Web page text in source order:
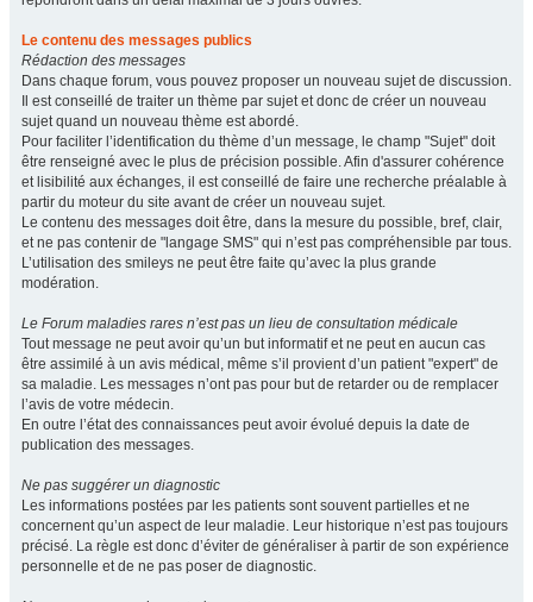
Le contenu des messages publics
Rédaction des messages
Dans chaque forum, vous pouvez proposer un nouveau sujet de discussion.
Il est conseillé de traiter un thème par sujet et donc de créer un nouveau
sujet quand un nouveau thème est abordé.
Pour faciliter l’identification du thème d’un message, le champ "Sujet" doit
être renseigné avec le plus de précision possible. Afin d'assurer cohérence
et lisibilité aux échanges, il est conseillé de faire une recherche préalable à
partir du moteur du site avant de créer un nouveau sujet.
Le contenu des messages doit être, dans la mesure du possible, bref, clair,
et ne pas contenir de "langage SMS" qui n’est pas compréhensible par tous.
L’utilisation des smileys ne peut être faite qu’avec la plus grande
modération.
Le Forum maladies rares n’est pas un lieu de consultation médicale
Tout message ne peut avoir qu’un but informatif et ne peut en aucun cas
être assimilé à un avis médical, même s’il provient d’un patient "expert" de
sa maladie. Les messages n’ont pas pour but de retarder ou de remplacer
l’avis de votre médecin.
En outre l’état des connaissances peut avoir évolué depuis la date de
publication des messages.
Ne pas suggérer un diagnostic
Les informations postées par les patients sont souvent partielles et ne
concernent qu’un aspect de leur maladie. Leur historique n’est pas toujours
précisé. La règle est donc d’éviter de généraliser à partir de son expérience
personnelle et de ne pas poser de diagnostic.